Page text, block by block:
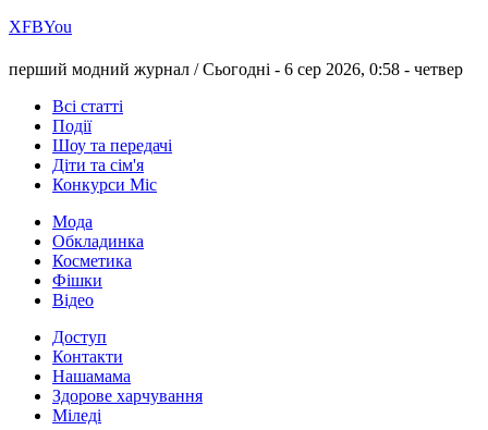
ХFBYou
перший модний журнал /Сьогодні - 6 сер 2026, 0:58 - четвер
Всі статті
Події
Шоу та передачі
Діти та сім'я
Конкурси Міс
Мода
Обкладинка
Косметика
Фішки
Відео
Доступ
Контакти
Нашамама
Здорове харчування
Міледі